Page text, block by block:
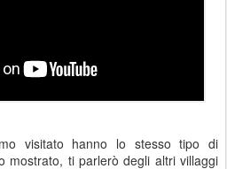
visitato hanno lo stesso tipo di
mostrato, ti parlerò degli altri villaggi